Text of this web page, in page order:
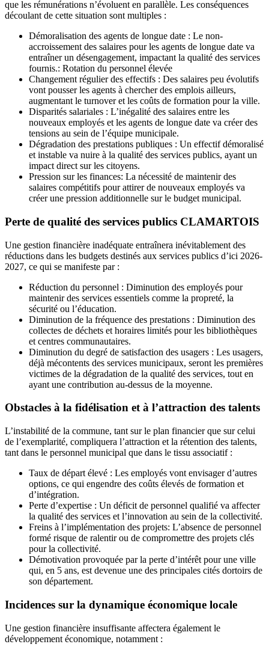
que les rémunérations n’évoluent en parallèle. Les conséquences
découlant de cette situation sont multiples :
Démoralisation des agents de longue date : Le non-
accroissement des salaires pour les agents de longue date va
entraîner un désengagement, impactant la qualité des services
fournis.: Rotation du personnel élevée
Changement régulier des effectifs : Des salaires peu évolutifs
vont pousser les agents à chercher des emplois ailleurs,
augmentant le turnover et les coûts de formation pour la ville.
Disparités salariales : L’inégalité des salaires entre les
nouveaux employés et les agents de longue date va créer des
tensions au sein de l’équipe municipale.
Dégradation des prestations publiques : Un effectif démoralisé
et instable va nuire à la qualité des services publics, ayant un
impact direct sur les citoyens.
Pression sur les finances: La nécessité de maintenir des
salaires compétitifs pour attirer de nouveaux employés va
créer une pression additionnelle sur le budget municipal.
Perte de qualité des services publics CLAMARTOIS
Une gestion financière inadéquate entraînera inévitablement des
réductions dans les budgets destinés aux services publics d’ici 2026-
2027, ce qui se manifeste par :
Réduction du personnel : Diminution des employés pour
maintenir des services essentiels comme la propreté, la
sécurité ou l’éducation.
Diminution de la fréquence des prestations : Diminution des
collectes de déchets et horaires limités pour les bibliothèques
et centres communautaires.
Diminution du degré de satisfaction des usagers : Les usagers,
déjà mécontents des services municipaux, seront les premières
victimes de la dégradation de la qualité des services, tout en
ayant une contribution au-dessus de la moyenne.
Obstacles à la fidélisation et à l’attraction des talents
L’instabilité de la commune, tant sur le plan financier que sur celui
de l’exemplarité, compliquera l’attraction et la rétention des talents,
tant dans le personnel municipal que dans le tissu associatif :
Taux de départ élevé : Les employés vont envisager d’autres
options, ce qui engendre des coûts élevés de formation et
d’intégration.
Perte d’expertise : Un déficit de personnel qualifié va affecter
la qualité des services et l’innovation au sein de la collectivité.
Freins à l’implémentation des projets: L’absence de personnel
formé risque de ralentir ou de compromettre des projets clés
pour la collectivité.
Démotivation provoquée par la perte d’intérêt pour une ville
qui, en 5 ans, est devenue une des principales cités dortoirs de
son département.
Incidences sur la dynamique économique locale
Une gestion financière insuffisante affectera également le
développement économique, notamment :